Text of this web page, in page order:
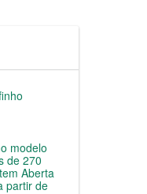
modelo
de 270
Aberta
partir de